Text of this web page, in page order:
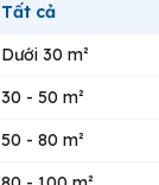
Tất cả
Dưới 30 m²
30 - 50 m²
50 - 80 m²